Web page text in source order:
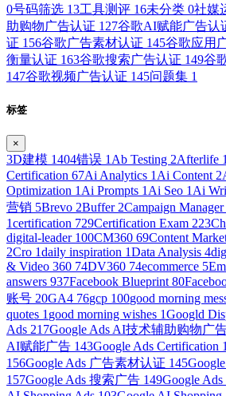
0号码筛选 13工具测评 16未分类 0社媒
助购物广告认证 127谷歌AI赋能广告认
证 156谷歌广告素材认证 145谷歌应用
衡量认证 163谷歌搜索广告认证 149谷
147谷歌视频广告认证 145问题集 1
标签
×
3D建模 1404错误 1 Ab Testing 2Afterlife 1
Certification 67Ai Analytics 1 Ai Content 2
Optimization 1 Ai Prompts 1 Ai Seo 1 Ai
营销 5Brevo 2Buffer 2Campaign
1certification 729Certification Exam 223
digital-leader 100CM360 69Content
2Cro 1daily inspiration 1Data Analysis 4
& Video 360 74DV360 74ecommerce 5
answers 937Facebook Blueprint 80
账号 20GA4 76gcp 100good morning
quotes 1 good morning wishes 1Googld
Ads 217Google Ads AI技术辅助购物广
AI赋能广告 143Google Ads Certification 1
156Google Ads 广告素材认证 145
157Google Ads 搜索广告 149Google